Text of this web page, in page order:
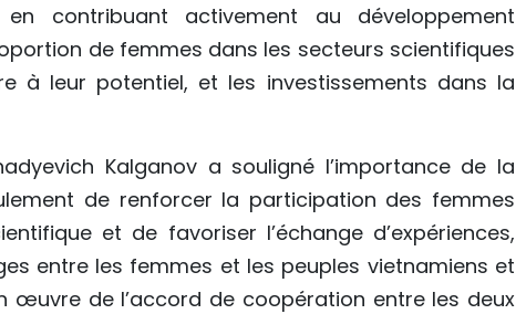
contribuant activement au développement
de femmes dans les secteurs scientifiques
à leur potentiel, et les investissements dans la
Kalganov a souligné l’importance de la
de renforcer la participation des femmes
et de favoriser l’échange d’expériences,
entre les femmes et les peuples vietnamiens et
œuvre de l’accord de coopération entre les deux